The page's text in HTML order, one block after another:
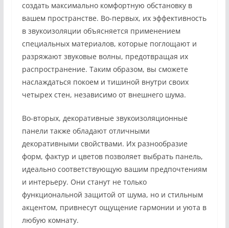
создать максимально комфортную обстановку в
вашем пространстве. Во-первых, их эффективность
в звукоизоляции объясняется применением
специальных материалов, которые поглощают и
разряжают звуковые волны, предотвращая их
распространение. Таким образом, вы сможете
наслаждаться покоем и тишиной внутри своих
четырех стен, независимо от внешнего шума.
Во-вторых, декоративные звукоизоляционные
панели также обладают отличными
декоративными свойствами. Их разнообразие
форм, фактур и цветов позволяет выбрать панель,
идеально соответствующую вашим предпочтениям
и интерьеру. Они станут не только
функциональной защитой от шума, но и стильным
акцентом, привнесут ощущение гармонии и уюта в
любую комнату.